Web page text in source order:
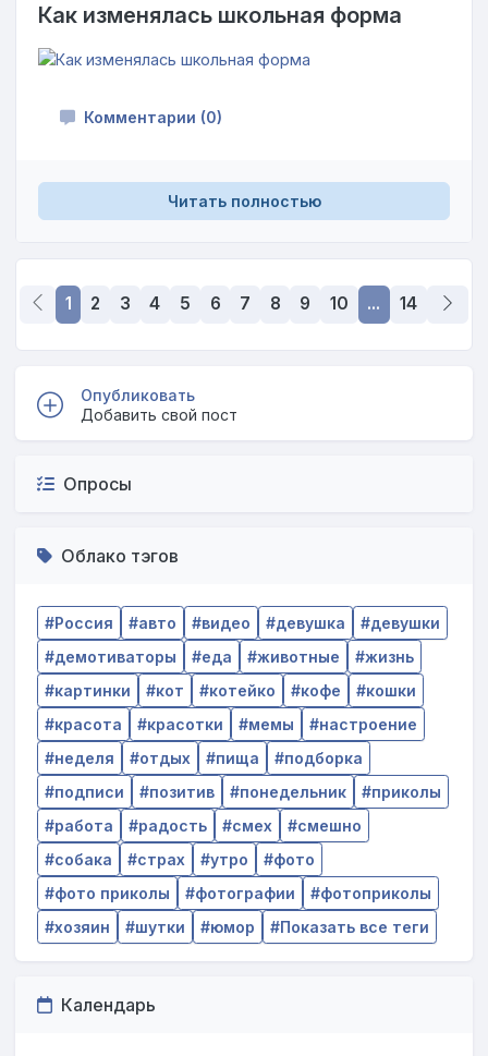
Как изменялась школьная форма
Комментарии (0)
Читать полностью
1 2 3 4 5 6 7 8 9 10 ... 14
Опубликовать
Добавить свой пост
Опросы
Облако тэгов
Россия авто видео девушка
девушки
демотиваторы
еда животные
жизнь
картинки
кот котейко кофе
кошки
красота
красотки мемы
настроение
неделя
отдых пища
подборка
подписи
позитив понедельник
приколы
работа
радость смех
смешно
собака
страх утро
фото
фото приколы
фотографии
фотоприколы
хозяин
шутки юмор Показать все теги
Календарь